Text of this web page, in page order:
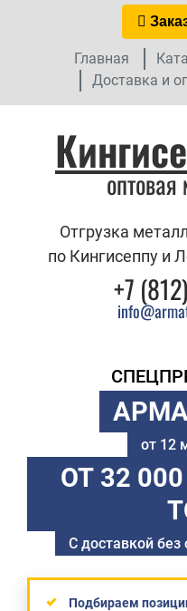
Главная
Доставка и
Отгрузка
по Кингисеппу и
+7
от 12
ОТ 32
С доставкой
Подбираем